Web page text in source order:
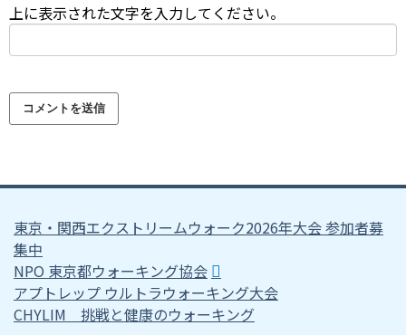
上に表示された文字を入力してください。
東京・関西エクストリームウォーク2026年大会 参加者募
集中
NPO 東京都ウォーキング協会
アプトレップ ウルトラウォーキング大会
CHYLIM 挑戦と健康のウォーキング